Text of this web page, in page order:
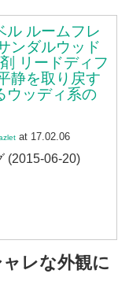
ル ルームフレ
ンダルウッド
リードディフ
静を取り戻す
ウッディ系の
at 17.02.06
(2015-06-20)
レな外観に